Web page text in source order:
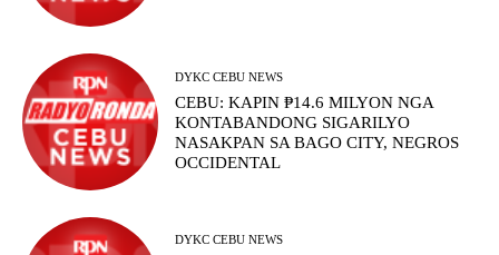
DYKC CEBU NEWS
CEBU: KAPIN ₱14.6 MILYON NGA
KONTABANDONG SIGARILYO
NASAKPAN SA BAGO CITY, NEGROS
OCCIDENTAL
DYKC CEBU NEWS